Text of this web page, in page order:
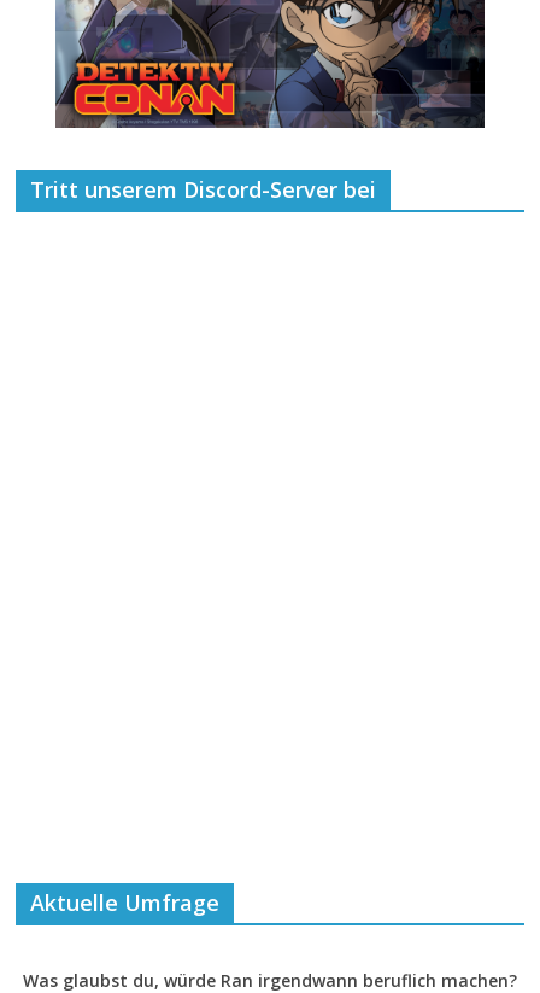
Tritt unserem Discord-Server bei
Aktuelle Umfrage
Was glaubst du, würde Ran irgendwann beruflich machen?